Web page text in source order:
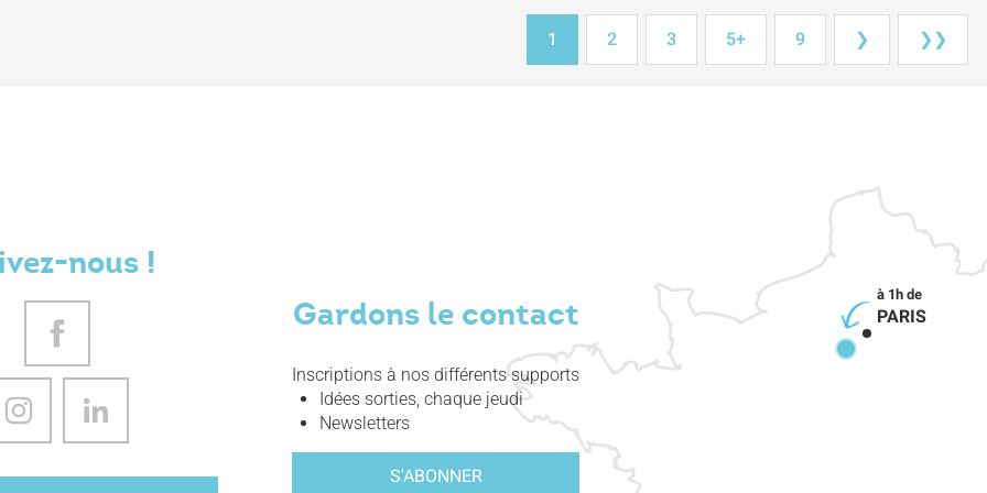
1 2 3 5+ 9 ❯ ❯❯
nous !
Gardons le contact
Inscriptions à nos différents supports
Idées sorties, chaque jeudi
Newsletters
S'ABONNER
PARIS